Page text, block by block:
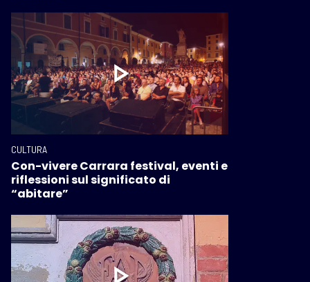
CULTURA
Con-vivere Carrara festival, eventi e
riflessioni sul significato di
“abitare”